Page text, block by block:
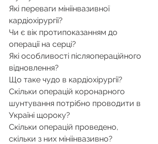
Які переваги мініінвазивної
кардіохірургії?
Чи є вік протипоказанням до
операції на серці?
Які особливості післяопераційного
відновлення?
Що таке чудо в кардіохірургії?
Скільки операцій коронарного
шунтування потрібно проводити в
Україні щороку?
Скільки операцій проведено,
скільки з них мініінвазивно?